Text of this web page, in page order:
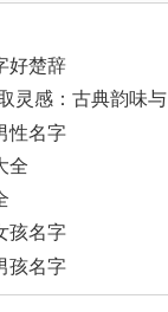
好楚辞
韵味与现代寓意的完美融合
性名字
全
孩名字
孩名字